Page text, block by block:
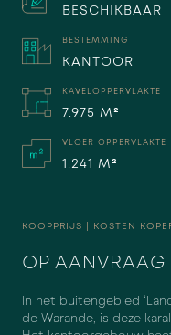
KOOPPRIJS | KOSTEN
OP AANVRAAG
In het buitengebied
de Warande, is deze
BESCHIKBAAR
BESTEMMING
KANTOOR
KAVELOPPERVLAKTE
7.975 M²
VLOER OPPERVLAKTE
1.241 M²
NIET AKKOORD